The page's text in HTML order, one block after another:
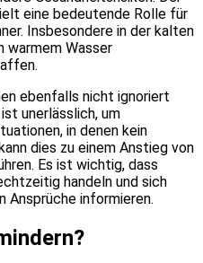
eine bedeutende Rolle für
Insbesondere in der kalten
warmem Wasser
ebenfalls nicht ignoriert
unerlässlich, um
in denen kein
dies zu einem Anstieg von
Es ist wichtig, dass
handeln und sich
Ansprüche informieren.